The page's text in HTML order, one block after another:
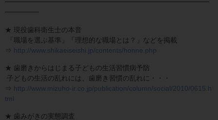
━━━━━━━━━━━━━━━━━━━━━━━━━━━━━━
━━━━━
★ 現役歯科衛生士の本音
「職場を選ぶ基準」「理想的な職場とは？」などを掲載
⇒ http://www.shikaeiseishi.jp/contents/honne.php
★ 歯磨きからはじまる子どもの生活習慣病予防
子どもの生活の乱れには、歯磨き習慣の乱れに・・・
⇒ http://www.mizuho-ir.co.jp/publication/column/social/2010/0615.h
tml
★ 歯みがきの実態調査